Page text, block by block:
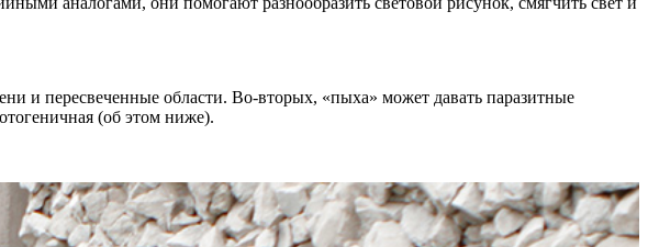
и пересвеченные области. Во-вторых, «пыха» может давать паразитные
(об этом ниже).